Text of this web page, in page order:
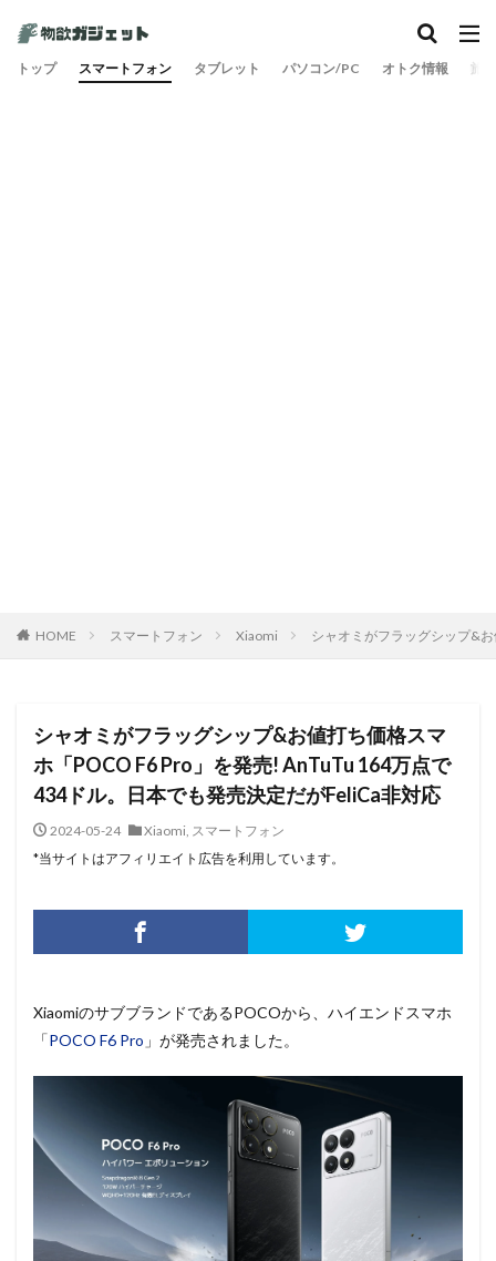
トップ スマートフォン タブレット パソコン/PC オトク情報 旅
HOME スマートフォン Xiaomi シャオミがフラッグシップ&
シャオミがフラッグシップ&お値打ち価格スマ
ホ「POCO F6 Pro」を発売! AnTuTu 164万点で
434ドル。日本でも発売決定だがFeliCa非対応
2024-05-24 Xiaomi, スマートフォン
*当サイトはアフィリエイト広告を利用しています。
XiaomiのサブブランドであるPOCOから、ハイエンドスマホ
「POCO F6 Pro 」が発売されました。